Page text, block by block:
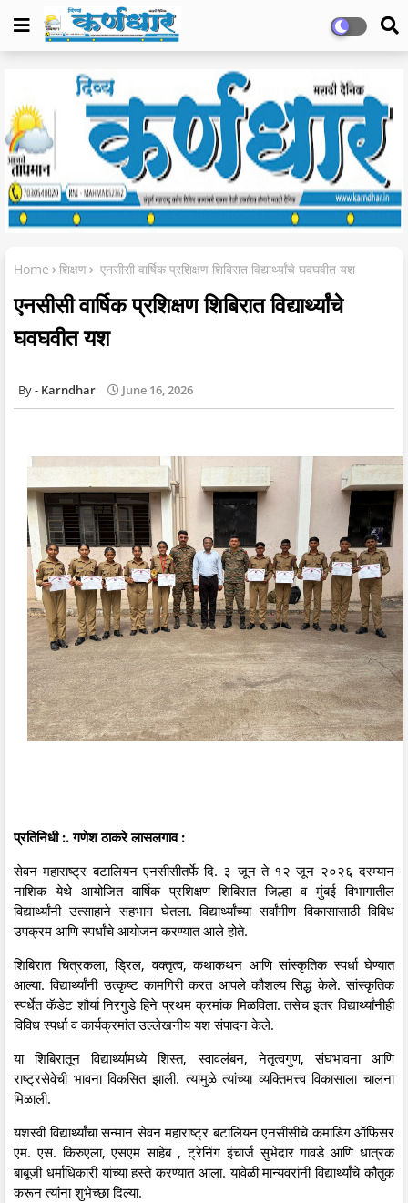
Home शिक्षण एनसीसी वार्षिक प्रशिक्षण शिबिरात विद्यार्थ्यांचे घवघवीत यश
एनसीसी वार्षिक प्रशिक्षण शिबिरात विद्यार्थ्यांचे
घवघवीत यश
Karndhar June 16, 2026
प्रतिनिधी :. गणेश ठाकरे लासलगाव :
सेवन महाराष्ट्र बटालियन एनसीसीतर्फे दि. ३ जून ते १२ जून २०२६ दरम्यान
नाशिक येथे आयोजित वार्षिक प्रशिक्षण शिबिरात जिल्हा व मुंबई विभागातील
विद्यार्थ्यांनी उत्साहाने सहभाग घेतला. विद्यार्थ्यांच्या सर्वांगीण विकासासाठी विविध
उपक्रम आणि स्पर्धांचे आयोजन करण्यात आले होते.
शिबिरात चित्रकला, ड्रिल, वक्तृत्व, कथाकथन आणि सांस्कृतिक स्पर्धा घेण्यात
आल्या. विद्यार्थ्यांनी उत्कृष्ट कामगिरी करत आपले कौशल्य सिद्ध केले. सांस्कृतिक
स्पर्धेत कॅडेट शौर्या निरगुडे हिने प्रथम क्रमांक मिळविला. तसेच इतर विद्यार्थ्यांनीही
विविध स्पर्धा व कार्यक्रमांत उल्लेखनीय यश संपादन केले.
या शिबिरातून विद्यार्थ्यांमध्ये शिस्त, स्वावलंबन, नेतृत्वगुण, संघभावना आणि
राष्ट्रसेवेची भावना विकसित झाली. त्यामुळे त्यांच्या व्यक्तिमत्त्व विकासाला चालना
मिळाली.
यशस्वी विद्यार्थ्यांचा सन्मान सेवन महाराष्ट्र बटालियन एनसीसीचे कमांडिंग ऑफिसर
एम. एस. किरुएला, एसएम साहेब , ट्रेनिंग इंचार्ज सुभेदार गावडे आणि धात्रक
बाबूजी धर्माधिकारी यांच्या हस्ते करण्यात आला. यावेळी मान्यवरांनी विद्यार्थ्यांचे कौतुक
करून त्यांना शुभेच्छा दिल्या.